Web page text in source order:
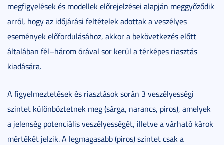
megfigyelések és modellek előrejelzései alapján meggyőződik
arról, hogy az időjárási feltételek adottak a veszélyes
események előfordulásához, akkor a bekövetkezés előtt
általában fél–három órával sor kerül a térképes riasztás
kiadására.
A figyelmeztetések és riasztások során 3 veszélyességi
szintet különböztetnek meg (sárga, narancs, piros), amelyek
a jelenség potenciális veszélyességét, illetve a várható károk
mértékét jelzik. A legmagasabb (piros) szintet csak a